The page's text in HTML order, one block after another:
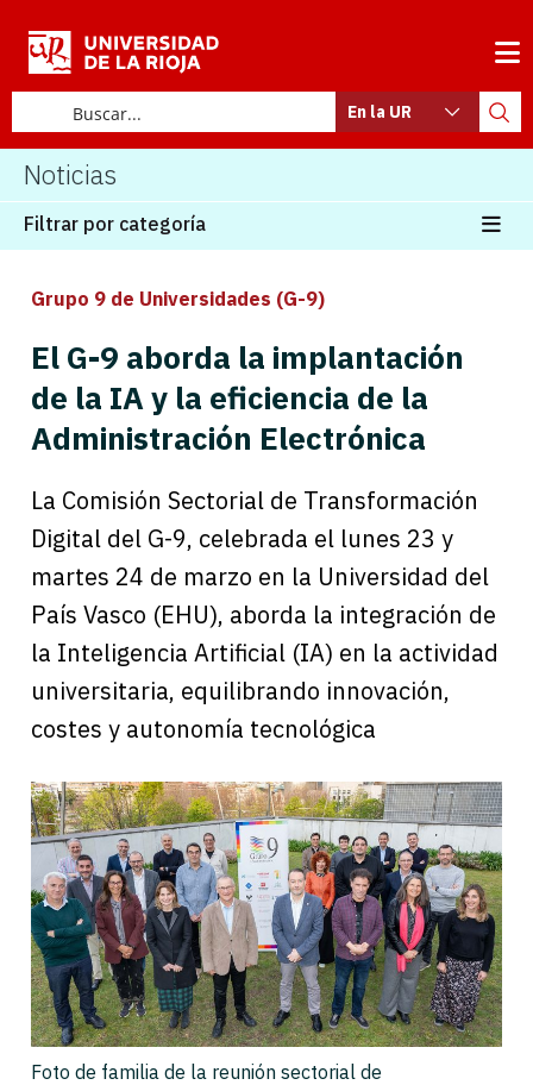
En la UR
Noticias
Filtrar por categoría
Grupo 9 de Universidades (G-9)
El G-9 aborda la implantación
de la IA y la eficiencia de la
Administración Electrónica
La Comisión Sectorial de Transformación
Digital del G-9, celebrada el lunes 23 y
martes 24 de marzo en la Universidad del
País Vasco (EHU), aborda la integración de
la Inteligencia Artificial (IA) en la actividad
universitaria, equilibrando innovación,
costes y autonomía tecnológica
Foto de familia de la reunión sectorial de